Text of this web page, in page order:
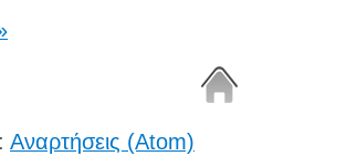
Αναρτήσεις (Atom)